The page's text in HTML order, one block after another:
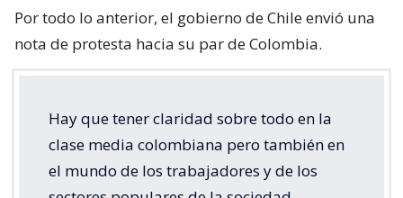
Por todo lo anterior, el gobierno de Chile envió una
nota de protesta hacia su par de Colombia.
Hay que tener claridad sobre todo en la
clase media colombiana pero también en
el mundo de los trabajadores y de los